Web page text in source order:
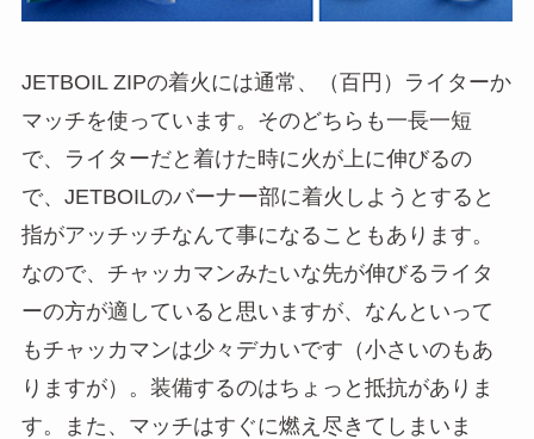
JETBOIL ZIPの着火には通常、（百円）ライターか
マッチを使っています。そのどちらも一長一短
で、ライターだと着けた時に火が上に伸びるの
で、JETBOILのバーナー部に着火しようとすると
指がアッチッチなんて事になることもあります。
なので、チャッカマンみたいな先が伸びるライタ
ーの方が適していると思いますが、なんといって
もチャッカマンは少々デカいです（小さいのもあ
りますが）。装備するのはちょっと抵抗がありま
す。また、マッチはすぐに燃え尽きてしまいま